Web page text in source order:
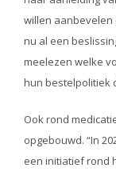
willen aanbevelen
nu al een
meelezen welke
hun bestelpolitiek
Ook rond
opgebouwd. “In
een initiatief rond